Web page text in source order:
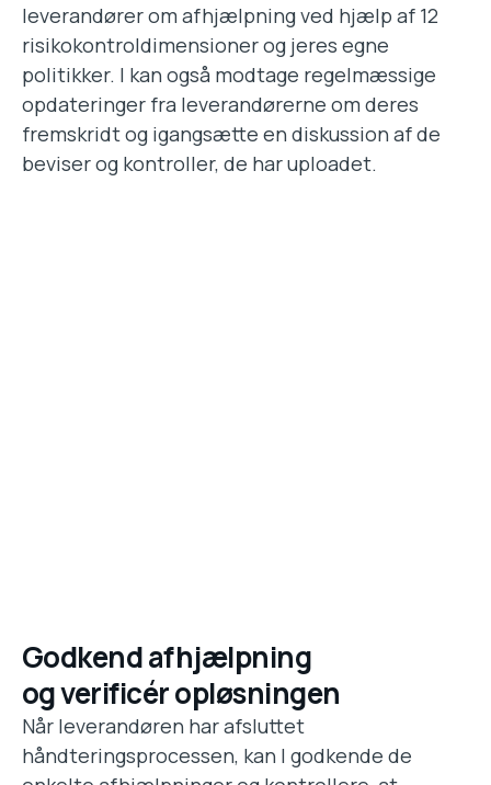
leverandører om afhjælpning ved hjælp af 12
risikokontroldimensioner og jeres egne
politikker. I kan også modtage regelmæssige
opdateringer fra leverandørerne om deres
fremskridt og igangsætte en diskussion af de
beviser og kontroller, de har uploadet.
Godkend afhjælpning
og verificér opløsningen
Når leverandøren har afsluttet
håndteringsprocessen, kan I godkende de